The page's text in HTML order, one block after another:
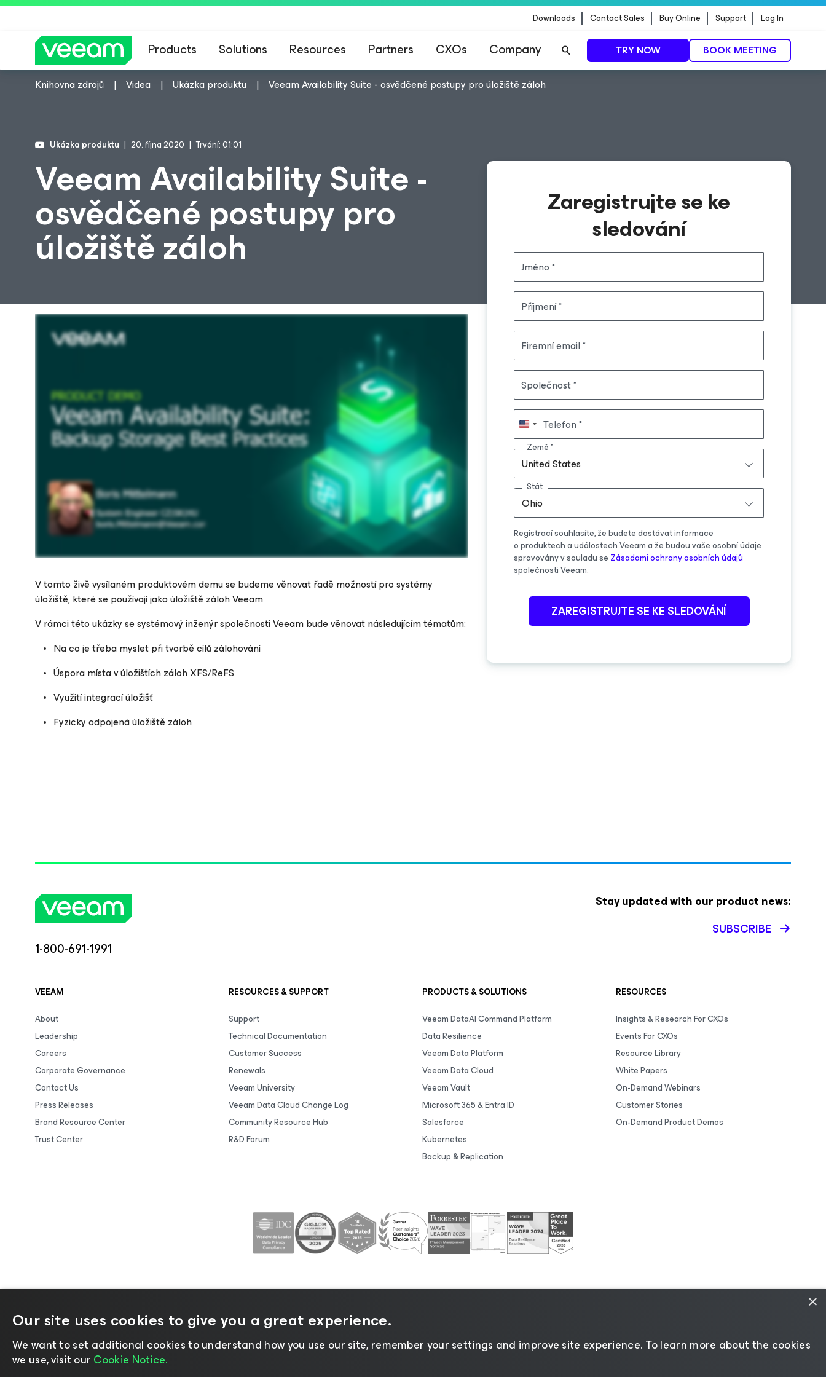
Downloads Contact Sales Buy Online Support Log In
Products Solutions Resources Partners CXOs Company TRY NOW BOOK MEETING
Knihovna zdrojů Videa Ukázka produktu Veeam Availability Suite - osvědčené postupy pro úložiště záloh
Ukázka produktu 20. října 2020 Trvání: 01:01
Veeam Availability Suite -
osvědčené postupy pro
úložiště záloh
Zaregistrujte se ke
sledování
Jméno
Příjmení
Firemní email
Společnost
Telefon
United States
Země
Ohio
Stát
Registrací souhlasíte, že budete dostávat informace
o produktech a událostech Veeam a že budou vaše osobní údaje
spravovány v souladu se Zásadami ochrany osobních údajů
společnosti Veeam.
ZAREGISTRUJTE SE KE SLEDOVÁNÍ
Please register to get access to watch the webinar
V tomto živě vysílaném produktovém demu se budeme věnovat řadě možností pro systémy
úložiště, které se používají jako úložiště záloh Veeam
V rámci této ukázky se systémový inženýr společnosti Veeam bude věnovat následujícím tématům:
Na co je třeba myslet při tvorbě cílů zálohování
Úspora místa v úložištích záloh XFS/ReFS
Využití integrací úložišť
Fyzicky odpojená úložiště záloh
1-800-691-1991
Stay updated with our product news:
SUBSCRIBE
VEEAM
About
Leadership
Careers
Corporate Governance
Contact Us
Press Releases
Brand Resource Center
Trust Center
RESOURCES & SUPPORT
Support
Technical Documentation
Customer Success
Renewals
Veeam University
Veeam Data Cloud Change Log
Community Resource Hub
R&D Forum
PRODUCTS & SOLUTIONS
Veeam DataAI Command Platform
Data Resilience
Veeam Data Platform
Veeam Data Cloud
Veeam Vault
Microsoft 365 & Entra ID
Salesforce
Kubernetes
Backup & Replication
RESOURCES
Insights & Research For CXOs
Events For CXOs
Resource Library
White Papers
On-Demand Webinars
Customer Stories
On-Demand Product Demos
©2026 Veeam® Software | Privacy Notice|Cookie Notice|Legal
×
Our site uses cookies to give you a great experience.
We want to set additional cookies to understand how you use our site, remember your settings and improve site experience. ​To learn more about the cookies
we use, visit our Cookie Notice.